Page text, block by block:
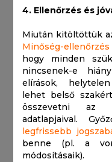
4. Ellenőrzés és
Miután kitöltöttük
Minőség-ellenőrzés
hogy minden
nincsenek-e
elírások,
lehet belső
összevetni az
adatlapjaival.
legfrissebb
benne (pl. a
módosításaik).